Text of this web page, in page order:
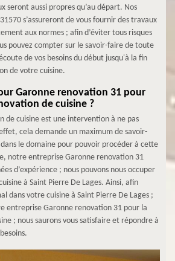
seront aussi propres qu’au départ. Nos
s’assureront de vous fournir des travaux
aux normes ; afin d’éviter tous risques
pouvez compter sur le savoir-faire de toute
de vos besoins du début jusqu'à la fin
de votre cuisine.
Garonne renovation 31 pour
de cuisine ?
de cuisine est une intervention à ne pas
cela demande un maximum de savoir-
le domaine pour pouvoir procéder à cette
notre entreprise Garonne renovation 31
d’expérience ; nous pouvons nous occuper
à Saint Pierre De Lages. Ainsi, afin
dans votre cuisine à Saint Pierre De Lages ;
entreprise Garonne renovation 31 pour la
; nous saurons vous satisfaire et répondre à